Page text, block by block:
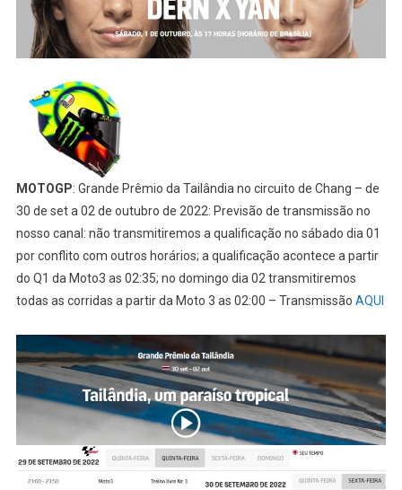
MOTOGP: Grande Prêmio da Tailândia no circuito de Chang – de
30 de set a 02 de outubro de 2022: Previsão de transmissão no
nosso canal: não transmitiremos a qualificação no sábado dia 01
por conflito com outros horários; a qualificação acontece a partir
do Q1 da Moto3 as 02:35; no domingo dia 02 transmitiremos
todas as corridas a partir da Moto 3 as 02:00 – Transmissão AQUI